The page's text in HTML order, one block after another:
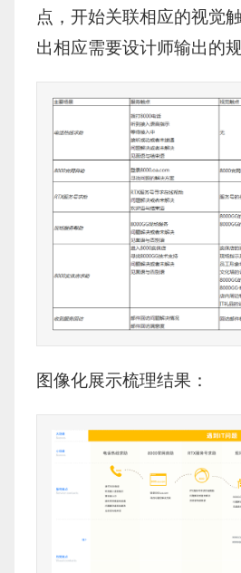
点，开始关联相应的视觉
出相应需要设计师输出的规
图像化展示梳理结果：